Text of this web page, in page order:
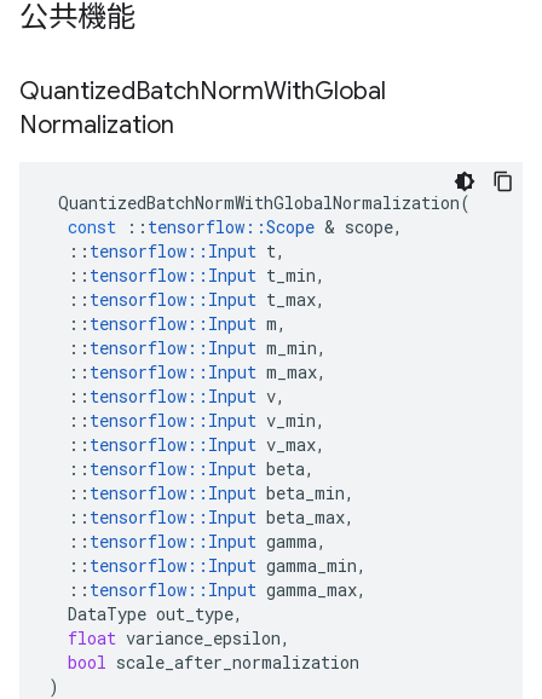
公共機能
QuantizedBatchNormWithGlobal
Normalization
QuantizedBatchNormWithGlobalNormalization(
const
:: tensorflow ::Scope & scope,
:: tensorflow :: Input t,
:: tensorflow :: Input t_min,
:: tensorflow :: Input t_max,
:: tensorflow :: Input m,
:: tensorflow :: Input m_min,
:: tensorflow :: Input m_max,
:: tensorflow :: Input v,
:: tensorflow :: Input v_min,
:: tensorflow :: Input v_max,
:: tensorflow :: Input beta,
:: tensorflow :: Input beta_min,
:: tensorflow :: Input beta_max,
:: tensorflow :: Input gamma,
:: tensorflow :: Input gamma_min,
:: tensorflow :: Input gamma_max,
DataType out_type,
float variance_epsilon,
bool scale_after_normalization
)